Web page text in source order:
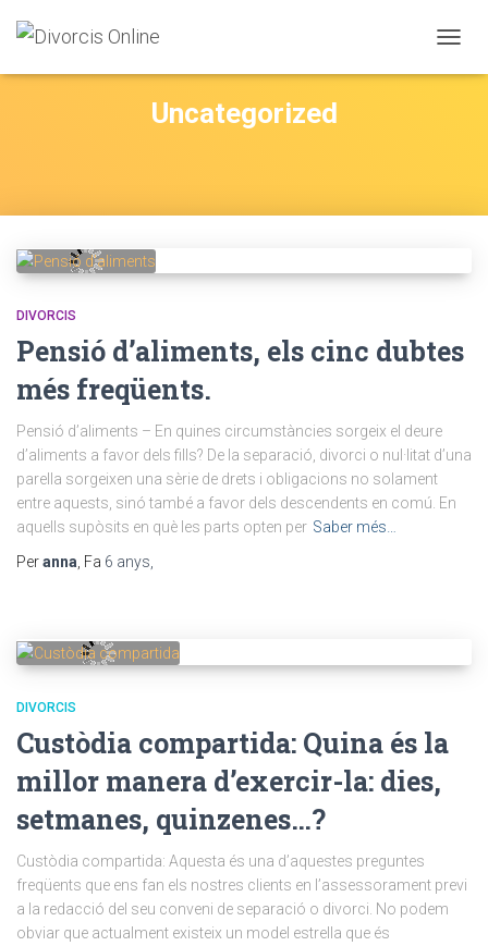
LA
Uncategorized
DIVORCIS
Pensió d’aliments, els cinc dubtes
més freqüents.
Pensió d’aliments – En quines circumstàncies sorgeix el deure
d’aliments a favor dels fills? De la separació, divorci o nul·litat d’una
parella sorgeixen una sèrie de drets i obligacions no solament
entre aquests, sinó també a favor dels descendents en comú. En
aquells supòsits en què les parts opten per Saber més…
Peranna, Fa 6 anys,
DIVORCIS
Custòdia compartida: Quina és la
millor manera d’exercir-la: dies,
setmanes, quinzenes…?
Custòdia compartida: Aquesta és una d’aquestes preguntes
freqüents que ens fan els nostres clients en l’assessorament previ
a la redacció del seu conveni de separació o divorci. No podem
obviar que actualment existeix un model estrella que és